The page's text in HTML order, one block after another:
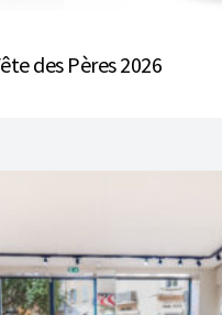
des Pères 2026